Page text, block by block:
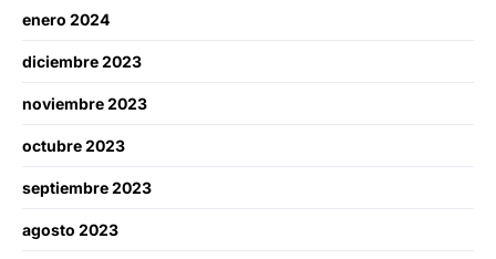
enero 2024
diciembre 2023
noviembre 2023
octubre 2023
septiembre 2023
agosto 2023